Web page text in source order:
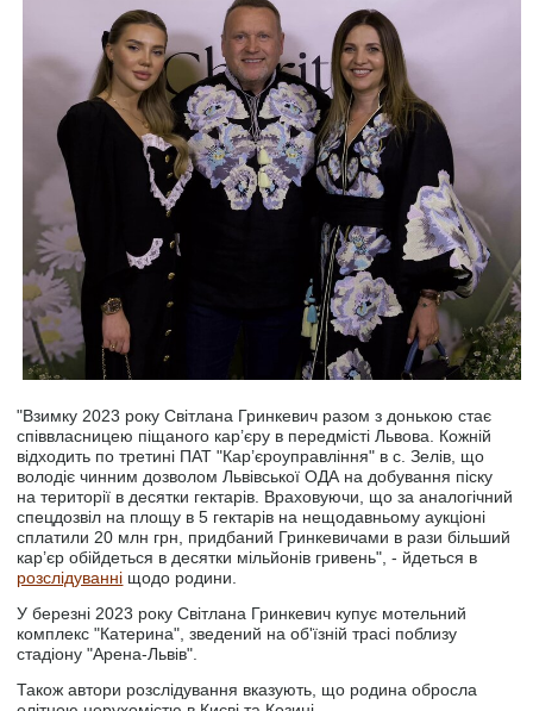
"Взимку 2023 року Світлана Гринкевич разом з донькою стає
співвласницею піщаного кар’єру в передмісті Львова. Кожній
відходить по третині ПАТ "Кар’єроуправління" в с. Зелів, що
володіє чинним дозволом Львівської ОДА на добування піску
на території в десятки гектарів. Враховуючи, що за аналогічний
спецдозвіл на площу в 5 гектарів на нещодавньому аукціоні
сплатили 20 млн грн, придбаний Гринкевичами в рази більший
кар’єр обійдеться в десятки мільйонів гривень", - йдеться в
розслідуванні щодо родини.
У березні 2023 року Світлана Гринкевич купує мотельний
комплекс "Катерина", зведений на об'їзній трасі поблизу
стадіону "Арена-Львів".
Також автори розслідування вказують, що родина обросла